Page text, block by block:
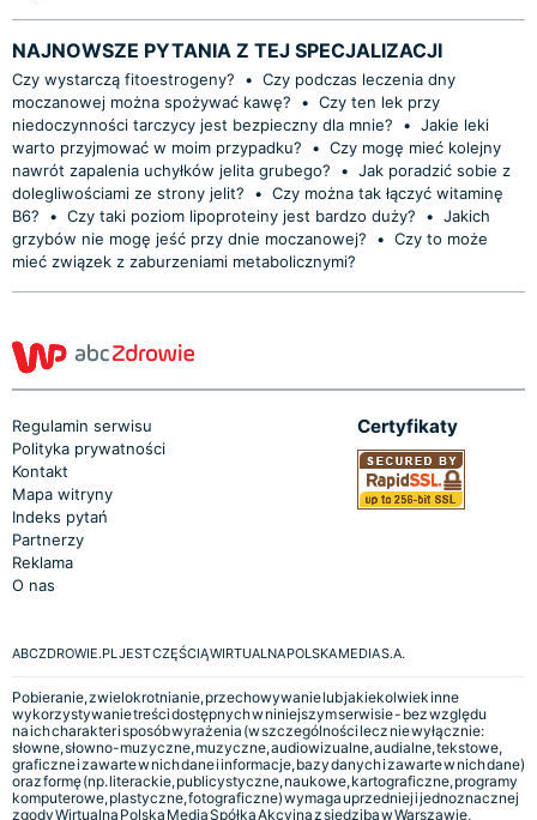
NAJNOWSZE PYTANIA Z TEJ SPECJALIZACJI
Czy wystarczą fitoestrogeny? • Czy podczas leczenia dny
moczanowej można spożywać kawę?
• Czy ten lek przy
niedoczynności tarczycy jest bezpieczny dla mnie?
• Jakie leki
warto przyjmować w moim przypadku?
• Czy mogę mieć kolejny
nawrót zapalenia uchyłków jelita grubego?
• Jak poradzić sobie z
dolegliwościami ze strony jelit?
• Czy można tak łączyć witaminę
B6?
• Czy taki poziom lipoproteiny jest bardzo duży? • Jakich
grzybów nie mogę jeść przy dnie moczanowej?
• Czy to może
mieć związek z zaburzeniami metabolicznymi?
Regulamin serwisu
Polityka prywatności
Kontakt
Mapa witryny
Indeks pytań
Partnerzy
Reklama
O nas
Certyfikaty
ABCZDROWIE.PL JEST CZĘŚCIĄ WIRTUALNA POLSKA MEDIA S.A.
Pobieranie, zwielokrotnianie, przechowywanie lub jakiekolwiek inne
wykorzystywanie treści dostępnych w niniejszym serwisie - bez względu
na ich charakter i sposób wyrażenia (w szczególności lecz nie wyłącznie:
słowne, słowno-muzyczne, muzyczne, audiowizualne, audialne, tekstowe,
graficzne i zawarte w nich dane i informacje, bazy danych i zawarte w nich dane)
oraz formę (np. literackie, publicystyczne, naukowe, kartograficzne, programy
komputerowe, plastyczne, fotograficzne) wymaga uprzedniej i jednoznacznej
zgody Wirtualna Polska Media Spółka Akcyjna z siedzibą w Warszawie,